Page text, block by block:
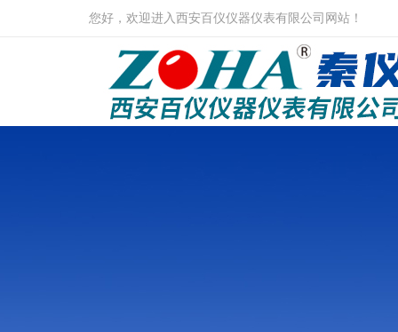
您好，欢迎进入西安百仪仪器仪表有限公司网站！